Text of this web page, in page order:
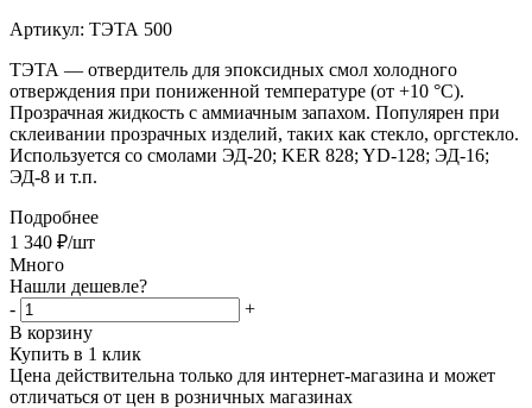
Артикул: ТЭТА 500
ТЭТА — отвердитель для эпоксидных смол холодного
отверждения при пониженной температуре (от +10 °C).
Прозрачная жидкость с аммиачным запахом. Популярен при
склеивании прозрачных изделий, таких как стекло, оргстекло.
Используется со смолами ЭД-20; KER 828; YD-128; ЭД-16;
ЭД-8 и т.п.
Подробнее
1 340 ₽/шт
Много
Нашли дешевле?
-
+
В корзину
Купить в 1 клик
Цена действительна только для интернет-магазина и может
отличаться от цен в розничных магазинах